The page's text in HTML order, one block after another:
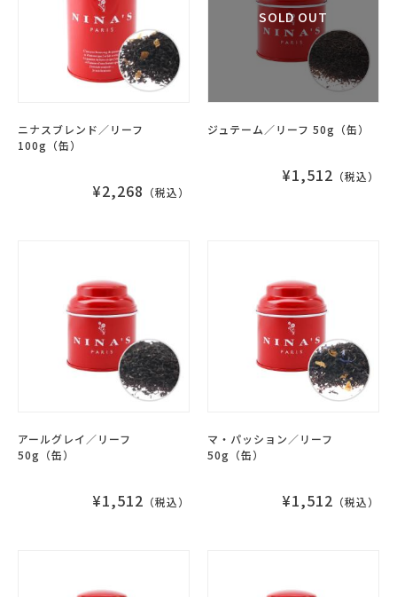
ニナスブレンド／リーフ
100g（缶）
¥2,268 （税込）
ジュテーム／リーフ 50g（缶）
¥1,512 （税込）
アールグレイ／リーフ
50g（缶）
¥1,512 （税込）
マ・パッション／リーフ
50g（缶）
¥1,512 （税込）